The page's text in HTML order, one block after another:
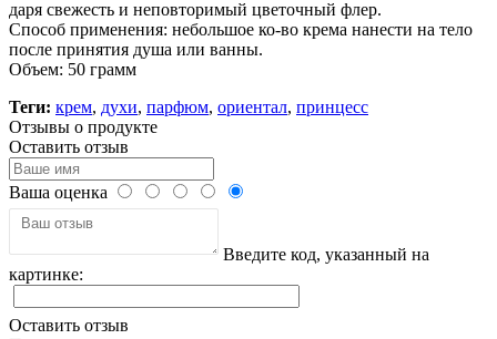
даря свежесть и неповторимый цветочный флер.
Способ применения: небольшое ко-во крема нанести на тело
после принятия душа или ванны.
Объем: 50 грамм
Теги: крем, духи, парфюм, ориентал, принцесс
Отзывы о продукте
Оставить отзыв
Ваша оценка
Введите код, указанный на
картинке:
Оставить отзыв